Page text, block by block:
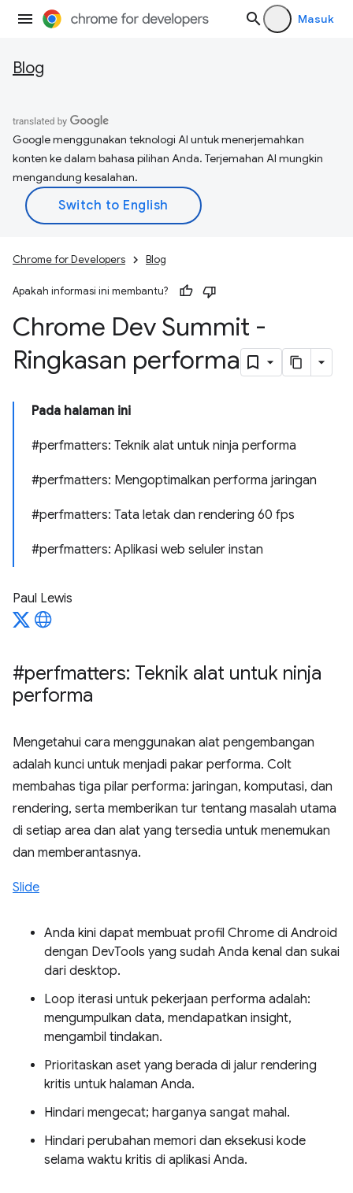
Masuk
Blog
Google menggunakan teknologi AI untuk menerjemahkan
konten ke dalam bahasa pilihan Anda. Terjemahan AI mungkin
mengandung kesalahan.
Chrome for Developers Blog
Apakah informasi ini membantu?
Chrome Dev Summit -
Ringkasan performa
Pada halaman ini
#perfmatters: Teknik alat untuk ninja performa
#perfmatters: Mengoptimalkan performa jaringan
#perfmatters: Tata letak dan rendering 60 fps
#perfmatters: Aplikasi web seluler instan
Paul Lewis
#perfmatters: Teknik alat untuk ninja
performa
Mengetahui cara menggunakan alat pengembangan
adalah kunci untuk menjadi pakar performa. Colt
membahas tiga pilar performa: jaringan, komputasi, dan
rendering, serta memberikan tur tentang masalah utama
di setiap area dan alat yang tersedia untuk menemukan
dan memberantasnya.
Slide
Anda kini dapat membuat profil Chrome di Android
dengan DevTools yang sudah Anda kenal dan sukai
dari desktop.
Loop iterasi untuk pekerjaan performa adalah:
mengumpulkan data, mendapatkan insight,
mengambil tindakan.
Prioritaskan aset yang berada di jalur rendering
kritis untuk halaman Anda.
Hindari mengecat; harganya sangat mahal.
Hindari perubahan memori dan eksekusi kode
selama waktu kritis di aplikasi Anda.